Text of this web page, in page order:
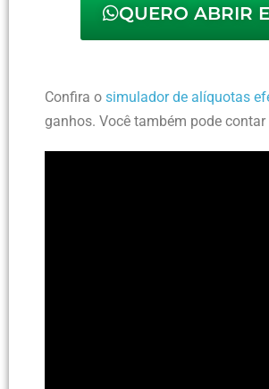
QUERO ABRIR
Confira o simulador de alíquotas
ganhos. Você também pode